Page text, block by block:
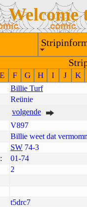
Welcome
E F G H I J K
Billie Turf
Reünie
volgende
V897
Billie weet dat
SW 74-3
01-74
2
t5drc7